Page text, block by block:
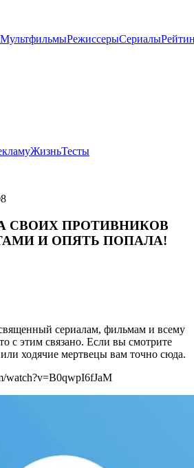
МультфильмыРежиссерыСериалы
ЖизньТесты
СВОИХ ПРОТИВНИКОВ
И ОПЯТЬ ПОПАЛА!
сериалам, фильмам и всему
с этим связано. Если вы смотрите
ходячие мертвецы вам точно сюда.
watch?v=B0qwpI6fJaM